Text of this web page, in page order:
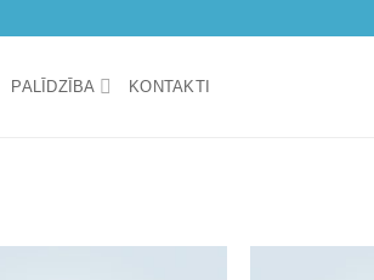
PALĪDZĪBA KONTAKTI